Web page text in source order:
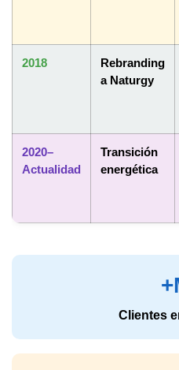
2018
Rebranding
a Naturgy
2020–
Actualidad
Transición
energética
Clientes